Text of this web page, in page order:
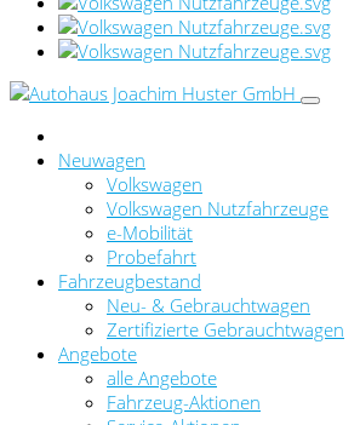
Neuwagen
Volkswagen
Volkswagen Nutzfahrzeuge
e-Mobilität
Probefahrt
Fahrzeugbestand
Neu- & Gebrauchtwagen
Zertifizierte Gebrauchtwagen
Angebote
alle Angebote
Fahrzeug-Aktionen